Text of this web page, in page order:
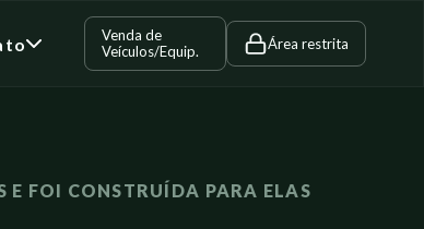
Venda de
Veículos/Equip.
Área restrita
E FOI CONSTRUÍDA PARA ELAS